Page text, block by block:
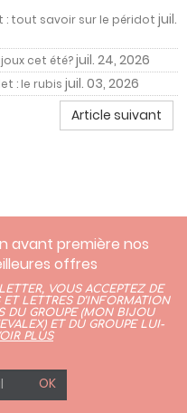
: tout savoir sur le péridot juil.
cet été?juil. 24, 2026
: le rubis juil. 03, 2026
Article suivant
avant première nos
offres
VOUS ACCEPTEZ DE
LETTRES D’INFORMATION
DU GROUPE (MON BIJOU
ET DU GROUPE LUI-
PLUS
OK